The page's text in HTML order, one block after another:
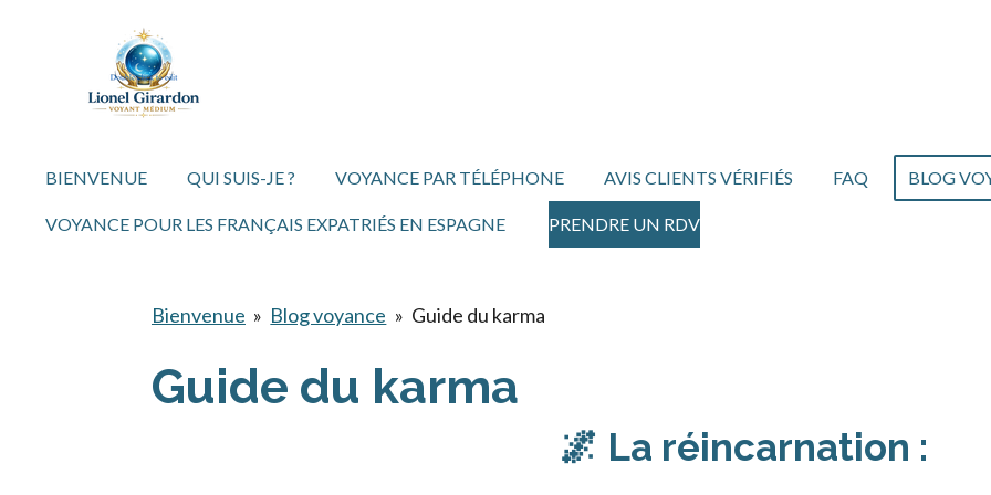
BIENVENUE QUI SUIS-JE ? VOYANCE PAR TÉLÉPHONE AVIS CLIENTS VÉRIFIÉS FAQ BLOG
VOYANCE POUR LES FRANÇAIS EXPATRIÉS EN ESPAGNE PRENDRE UN RDV
Bienvenue » Blog voyance » Guide du karma
Guide du karma
🌌 La réincarnation :